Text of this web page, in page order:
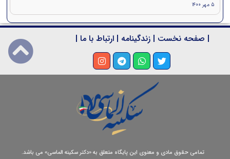
5 مهر 1400
| صفحه نخست | زندگینامه | ارتباط با ما |
تمامی حقوق مادی و معنوی این پایگاه متعلق به «دکتر سکینه الماسی» می باشد.